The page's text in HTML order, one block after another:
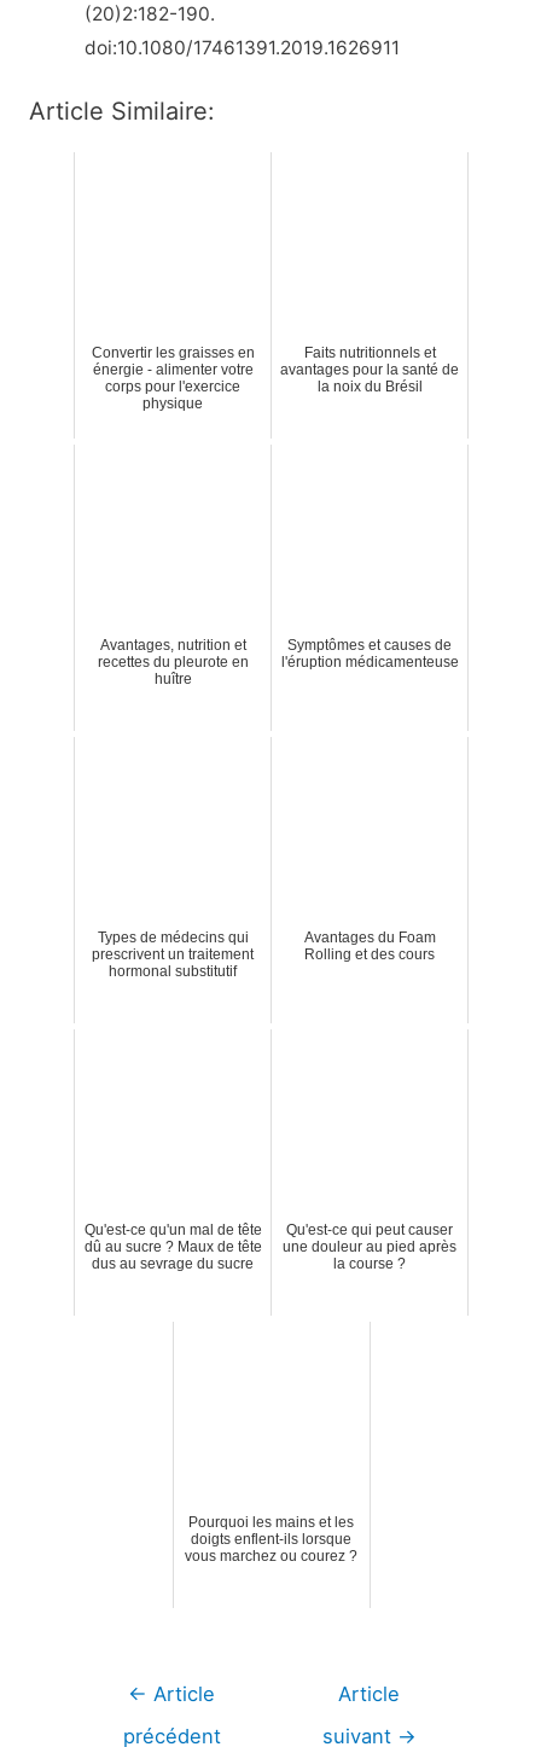
(20)2:182-190.
doi:10.1080/17461391.2019.1626911
Article Similaire:
Convertir les graisses en
énergie - alimenter votre
corps pour l'exercice
physique
Faits nutritionnels et
avantages pour la santé de
la noix du Brésil
Avantages, nutrition et
recettes du pleurote en
huître
Symptômes et causes de
l'éruption médicamenteuse
Types de médecins qui
prescrivent un traitement
hormonal substitutif
Avantages du Foam
Rolling et des cours
Qu'est-ce qu'un mal de tête
dû au sucre ? Maux de tête
dus au sevrage du sucre
Qu'est-ce qui peut causer
une douleur au pied après
la course ?
Pourquoi les mains et les
doigts enflent-ils lorsque
vous marchez ou courez ?
Navigation
← Article
précédent
Article
suivant →